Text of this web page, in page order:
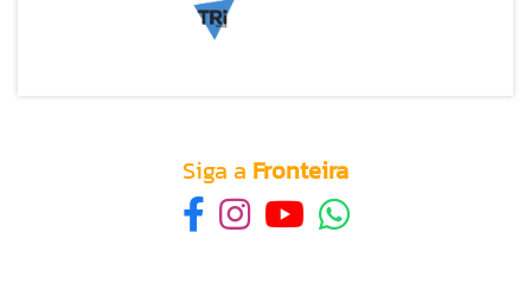
Siga a Fronteira